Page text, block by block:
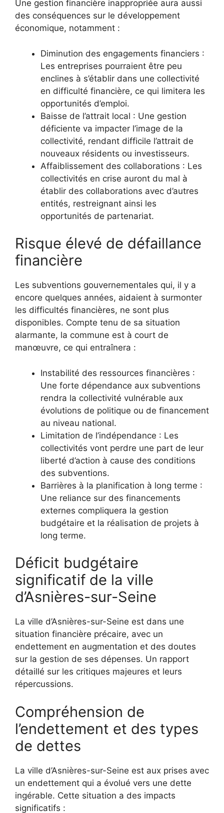
Une gestion financière inappropriée aura aussi
des conséquences sur le développement
économique, notamment :
Diminution des engagements financiers :
Les entreprises pourraient être peu
enclines à s’établir dans une collectivité
en difficulté financière, ce qui limitera les
opportunités d’emploi.
Baisse de l’attrait local : Une gestion
déficiente va impacter l’image de la
collectivité, rendant difficile l’attrait de
nouveaux résidents ou investisseurs.
Affaiblissement des collaborations : Les
collectivités en crise auront du mal à
établir des collaborations avec d’autres
entités, restreignant ainsi les
opportunités de partenariat.
Risque élevé de défaillance
financière
Les subventions gouvernementales qui, il y a
encore quelques années, aidaient à surmonter
les difficultés financières, ne sont plus
disponibles. Compte tenu de sa situation
alarmante, la commune est à court de
manœuvre, ce qui entraînera :
Instabilité des ressources financières :
Une forte dépendance aux subventions
rendra la collectivité vulnérable aux
évolutions de politique ou de financement
au niveau national.
Limitation de l’indépendance : Les
collectivités vont perdre une part de leur
liberté d’action à cause des conditions
des subventions.
Barrières à la planification à long terme :
Une reliance sur des financements
externes compliquera la gestion
budgétaire et la réalisation de projets à
long terme.
Déficit budgétaire
significatif de la ville
d’Asnières-sur-Seine
La ville d’Asnières-sur-Seine est dans une
situation financière précaire, avec un
endettement en augmentation et des doutes
sur la gestion de ses dépenses. Un rapport
détaillé sur les critiques majeures et leurs
répercussions.
Compréhension de
l’endettement et des types
de dettes
La ville d’Asnières-sur-Seine est aux prises avec
un endettement qui a évolué vers une dette
ingérable. Cette situation a des impacts
significatifs :